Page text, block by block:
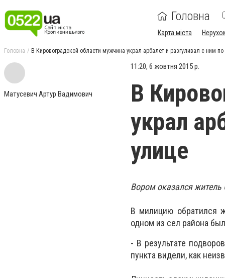
Головна
Карта міста
Головна В Кировоградской области мужчина украл арбалет и разгуливал с ним по
Матусевич Артур Вадимович
11:20, 6 жовтня 2015 р.
В
украл
улице
Вором оказался житель
В милицию обратился
одном из сел района
- В результате
пункта видели, как